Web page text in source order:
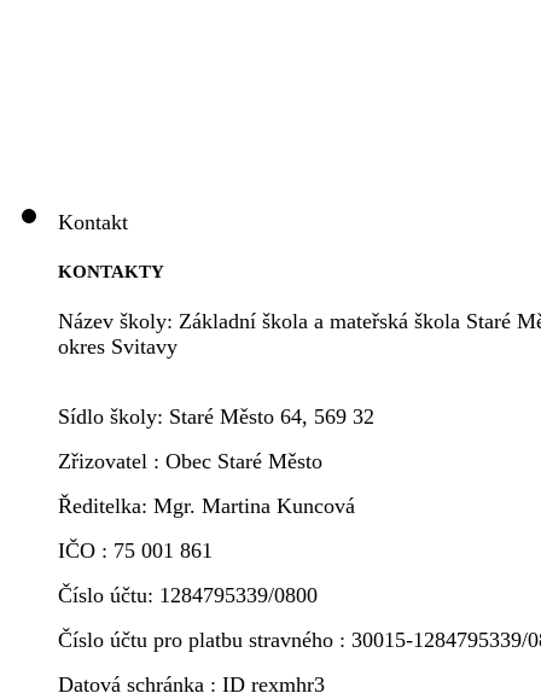
Kontakt
KONTAKTY
Název školy: Základní škola a mateřská škola Staré
okres Svitavy
Sídlo školy: Staré Město 64, 569 32
Zřizovatel : Obec Staré Město
Ředitelka: Mgr. Martina Kuncová
IČO : 75 001 861
Číslo účtu: 1284795339/0800
Číslo účtu pro platbu stravného : 30015-1284795339/
Datová schránka : ID rexmhr3